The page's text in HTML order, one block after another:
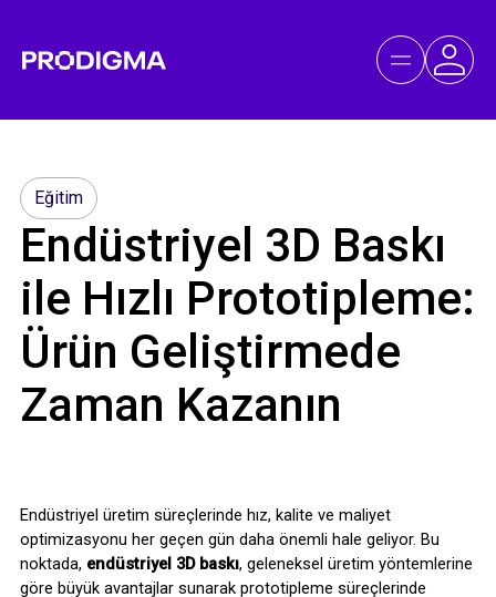
Eğitim
Endüstriyel 3D Baskı
ile Hızlı Prototipleme:
Ürün Geliştirmede
Zaman Kazanın
Endüstriyel üretim süreçlerinde hız, kalite ve maliyet
optimizasyonu her geçen gün daha önemli hale geliyor. Bu
noktada, endüstriyel 3D baskı, geleneksel üretim yöntemlerine
göre büyük avantajlar sunarak prototipleme süreçlerinde